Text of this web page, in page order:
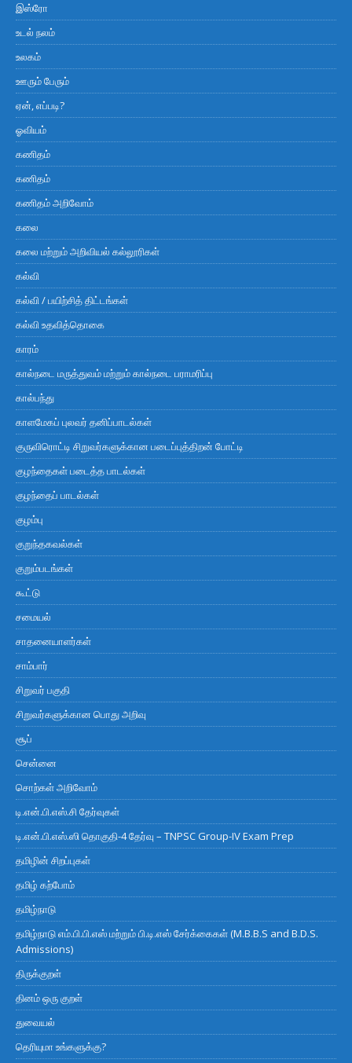
இஸ்ரோ
உடல் நலம்
உலகம்
ஊரும் பேரும்
ஏன், எப்படி?
ஓவியம்
கணிதம்
கணிதம்
கணிதம் அறிவோம்
கலை
கலை மற்றும் அறிவியல் கல்லூரிகள்
கல்வி
கல்வி / பயிற்சித் திட்டங்கள்
கல்வி உதவித்தொகை
காரம்
கால்நடை மருத்துவம் மற்றும் கால்நடை பராமரிப்பு
கால்பந்து
காளமேகப் புலவர் தனிப்பாடல்கள்
குருவிரொட்டி சிறுவர்களுக்கான படைப்புத்திறன் போட்டி
குழந்தைகள் படைத்த பாடல்கள்
குழந்தைப் பாடல்கள்
குழம்பு
குறுந்தகவல்கள்
குறும்படங்கள்
கூட்டு
சமையல்
சாதனையாளர்கள்
சாம்பார்
சிறுவர் பகுதி
சிறுவர்களுக்கான பொது அறிவு
சூப்
சென்னை
சொற்கள் அறிவோம்
டி.என்.பி.எஸ்.சி தேர்வுகள்
டி.என்.பி.எஸ்.ஸி தொகுதி-4 தேர்வு – TNPSC Group-IV Exam Prep
தமிழின் சிறப்புகள்
தமிழ் கற்போம்
தமிழ்நாடு
தமிழ்நாடு எம்.பி.பி.எஸ் மற்றும் பி.டி.எஸ் சேர்க்கைகள் (M.B.B.S and B.D.S.
Admissions)
திருக்குறள்
தினம் ஒரு குறள்
துவையல்
தெரியுமா உங்களுக்கு?